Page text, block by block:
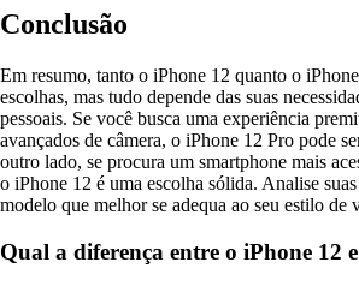
Conclusão
Em resumo, tanto o iPhone 12 quanto o
escolhas, mas tudo depende das suas
pessoais. Se você busca uma experiência
avançados de câmera, o iPhone 12 Pro pode
outro lado, se procura um smartphone mais
o iPhone 12 é uma escolha sólida. Analise
modelo que melhor se adequa ao seu estilo de
Qual a diferença entre o iPhone 12